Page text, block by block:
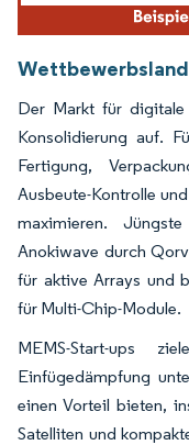
Der Markt für digitale
Konsolidierung auf.
Fertigung,
Ausbeute-Kontrolle
maximieren.
Anokiwave durch
für aktive Arrays und
für Multi-Chip-Module.
MEMS-Start-ups
Einfügedämpfung
einen Vorteil bieten,
Satelliten und